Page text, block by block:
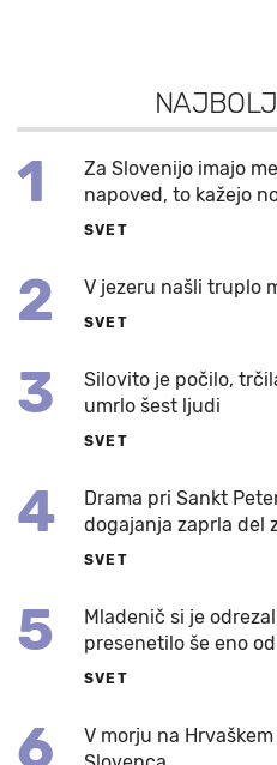
NAJBOLJ
1
Za Slovenijo imajo
napoved, to kažejo
SVET
2 V jezeru našli truplo
SVET
3
Silovito je počilo,
umrlo šest ljudi
SVET
4
Drama pri Sankt
dogajanja zaprla del
SVET
5
Mladenič si je
presenetilo še eno
SVET
6
V morju na